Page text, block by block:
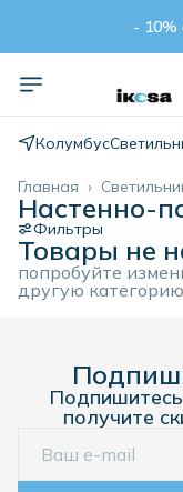
- 10%
Колумбус
Главная ›
Настенно-
Фильтры
Товары не
попробуйте
другую категорию
получите